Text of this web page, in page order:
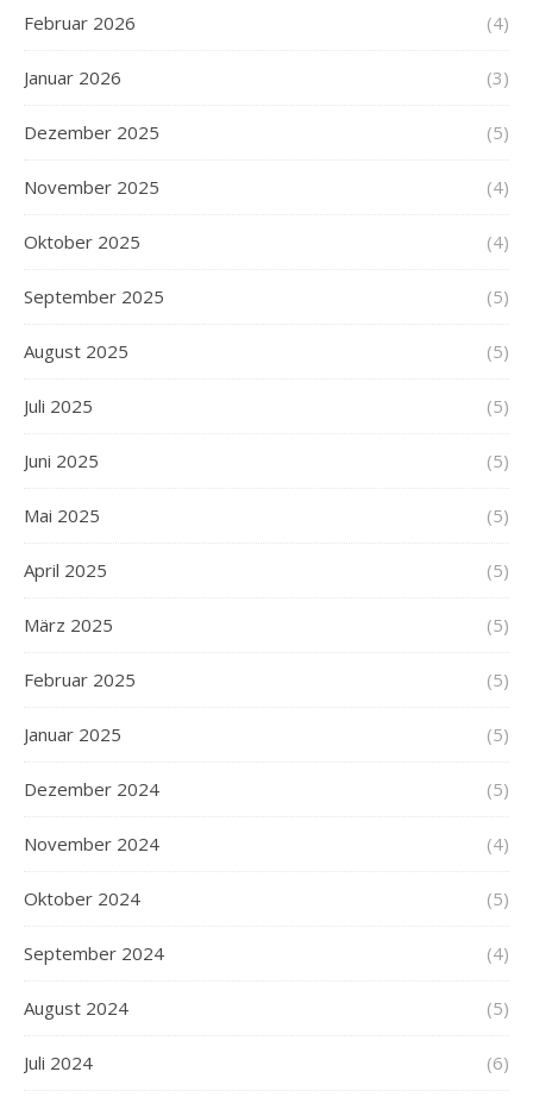
Februar 2026 (4)
Januar 2026 (3)
Dezember 2025 (5)
November 2025 (4)
Oktober 2025 (4)
September 2025 (5)
August 2025 (5)
Juli 2025 (5)
Juni 2025 (5)
Mai 2025 (5)
April 2025 (5)
März 2025 (5)
Februar 2025 (5)
Januar 2025 (5)
Dezember 2024 (5)
November 2024 (4)
Oktober 2024 (5)
September 2024 (4)
August 2024 (5)
Juli 2024 (6)